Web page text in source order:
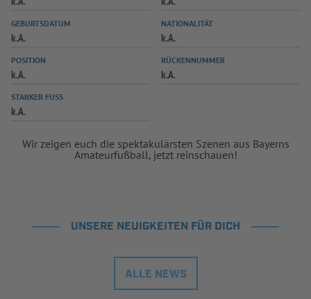
SPIELPLUS
GEBURTSDATUM
k.A.
NATIONALITÄT
k.A.
POSITION
k.A.
RÜCKENNUMMER
k.A.
STARKER FUSS
k.A.
Wir zeigen euch die spektakulärsten Szenen aus Bayerns
Amateurfußball, jetzt reinschauen!
UNSERE NEUIGKEITEN FÜR DICH
ALLE NEWS